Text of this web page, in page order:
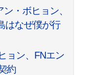
・ボヒョン、
はなぜ僕が行
ョン、FNエン
約